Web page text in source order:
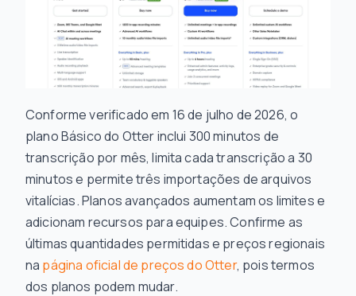
Conforme verificado em 16 de julho de 2026, o
plano Básico do Otter inclui 300 minutos de
transcrição por mês, limita cada transcrição a 30
minutos e permite três importações de arquivos
vitalícias. Planos avançados aumentam os limites e
adicionam recursos para equipes. Confirme as
últimas quantidades permitidas e preços regionais
na página oficial de preços do Otter, pois termos
dos planos podem mudar.